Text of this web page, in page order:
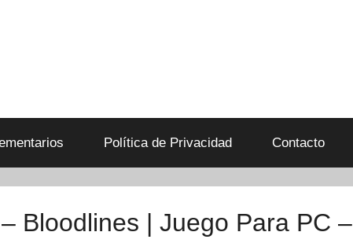
Política de Privacidad Contacto
Bloodlines | Juego Para PC –